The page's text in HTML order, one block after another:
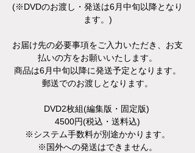
(※DVDのお渡し・発送は6月中旬以降となり
ます。)
お届け先の必要事項をご入力いただき、お支
払いの方をお願いいたします。
商品は6月中旬以降に発送予定となります。
郵送でのお渡しとなります。
DVD2枚組(編集版・固定版)
4500円(税込・送料込)
※システム手数料が別途かかります。
※国外への発送はできません。